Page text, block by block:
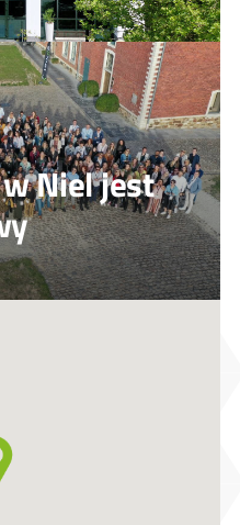
w Niel jest